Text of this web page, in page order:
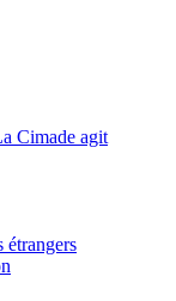
Cimade agit
étrangers